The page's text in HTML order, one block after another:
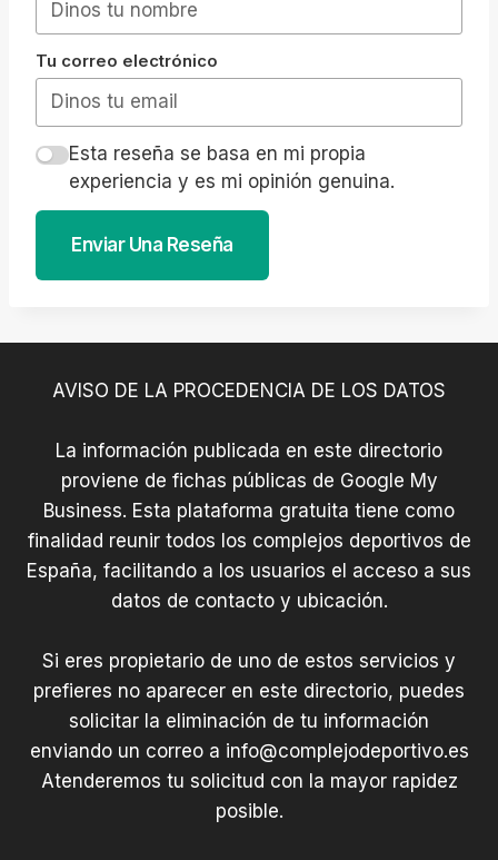
Tu correo electrónico
Esta reseña se basa en mi propia
experiencia y es mi opinión genuina.
Enviar Una Reseña
AVISO DE LA PROCEDENCIA DE LOS DATOS
La información publicada en este directorio
proviene de fichas públicas de Google My
Business. Esta plataforma gratuita tiene como
finalidad reunir todos los complejos deportivos de
España, facilitando a los usuarios el acceso a sus
datos de contacto y ubicación.
Si eres propietario de uno de estos servicios y
prefieres no aparecer en este directorio, puedes
solicitar la eliminación de tu información
enviando un correo a info@complejodeportivo.es
Atenderemos tu solicitud con la mayor rapidez
posible.